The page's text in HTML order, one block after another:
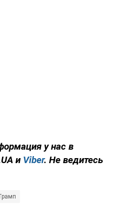
у нас в
и Viber. Не ведитесь